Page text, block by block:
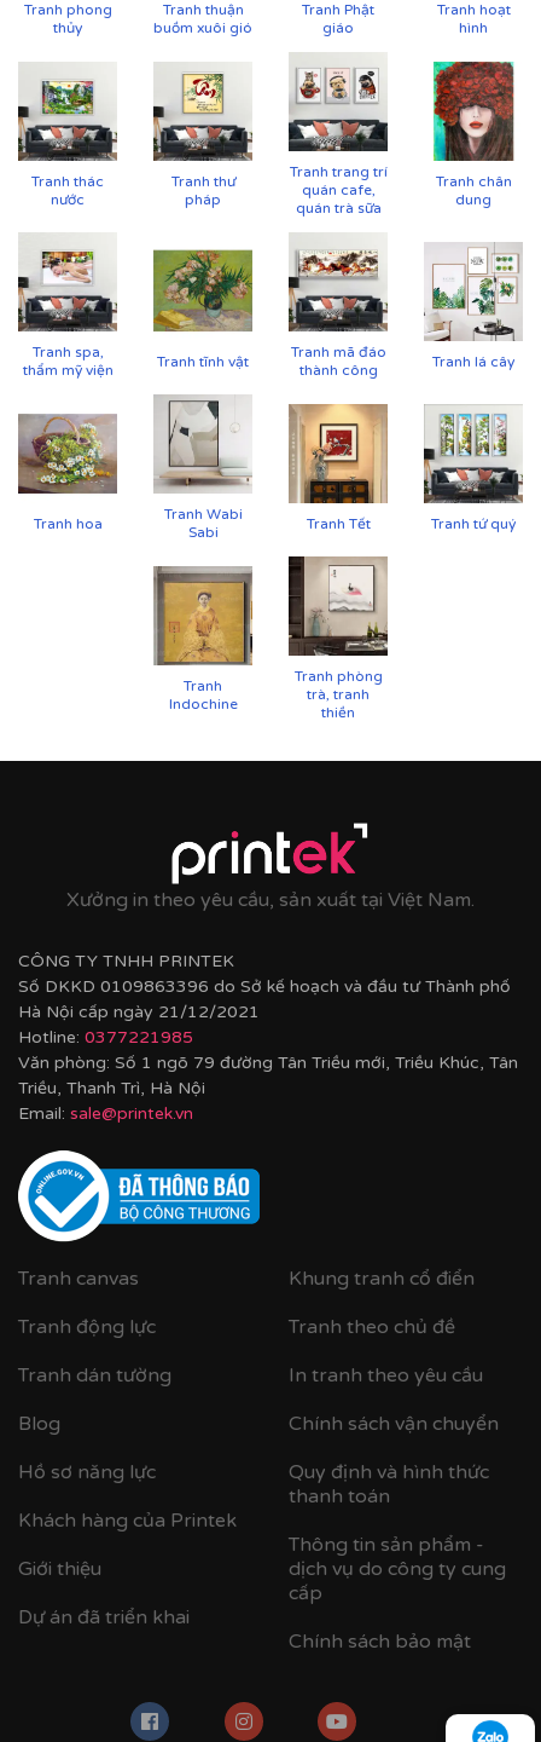
Tranh phong
thủy
Tranh thuận
buồm xuôi gió
Tranh Phật
giáo
Tranh hoạt
hình
Tranh thác
nước
Tranh thư
pháp
Tranh trang trí
quán cafe,
quán trà sữa
Tranh chân
dung
Tranh spa,
thẩm mỹ viện
Tranh tĩnh vật
Tranh mã đáo
thành công
Tranh lá cây
Tranh hoa
Tranh Wabi
Sabi
Tranh Tết Tranh tứ quý
Tranh
Indochine
Tranh phòng
trà, tranh
thiền
Xưởng in theo yêu cầu, sản xuất tại Việt Nam.
CÔNG TY TNHH PRINTEK
Số DKKD 0109863396 do Sở kế hoạch và đầu tư Thành phố
Hà Nội cấp ngày 21/12/2021
Hotline: 0377221985
Văn phòng: Số 1 ngõ 79 đường Tân Triều mới, Triều Khúc, Tân
Triều, Thanh Trì, Hà Nội
Email: sale@printek.vn
Tranh canvas
Tranh động lực
Tranh dán tường
Blog
Hồ sơ năng lực
Khách hàng của Printek
Giới thiệu
Dự án đã triển khai
Khung tranh cổ điển
Tranh theo chủ đề
In tranh theo yêu cầu
Chính sách vận chuyển
Quy định và hình thức
thanh toán
Thông tin sản phẩm -
dịch vụ do công ty cung
cấp
Chính sách bảo mật